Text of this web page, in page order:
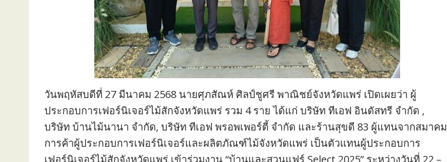
วันพฤหัสบดีที่ 27 มีนาคม 2568 นายศุภสัณห์ ศิลป์ชูศรี พาณิชย์จังหวัดแพร่ เปิดเผยว่า ผู้
ประกอบการเฟอร์นิเจอร์ไม้สักจังหวัดแพร่ รวม 4 ราย ได้แก่ บริษัท ทีเอฟ อินดัสทรี จำกัด ,
บริษัท บ้านไม้นานา จำกัด, บริษัท ทีเอฟ พรอพเพอร์ตี้ จำกัด และร้านสุขดี 83 ผู้แทนจากสมาคม
การค้าผู้ประกอบการเฟอร์นิเจอร์และผลิตภัณฑ์ไม้จังหวัดแพร่ เป็นตัวแทนผู้ประกอบการ
เฟอร์นิเจอร์ไม้สักจังหวัดแพร่ เข้าร่วมงาน “บ้านและสวนแฟร์ Select 2025” ระหว่างวันที่ 22 –